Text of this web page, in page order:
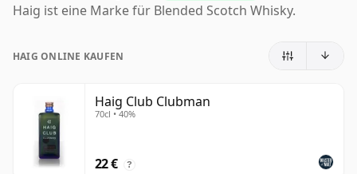
Haig ist eine Marke für Blended Scotch Whisky.
HAIG ONLINE KAUFEN
Haig Club Clubman
70cl • 40%
22 € ?